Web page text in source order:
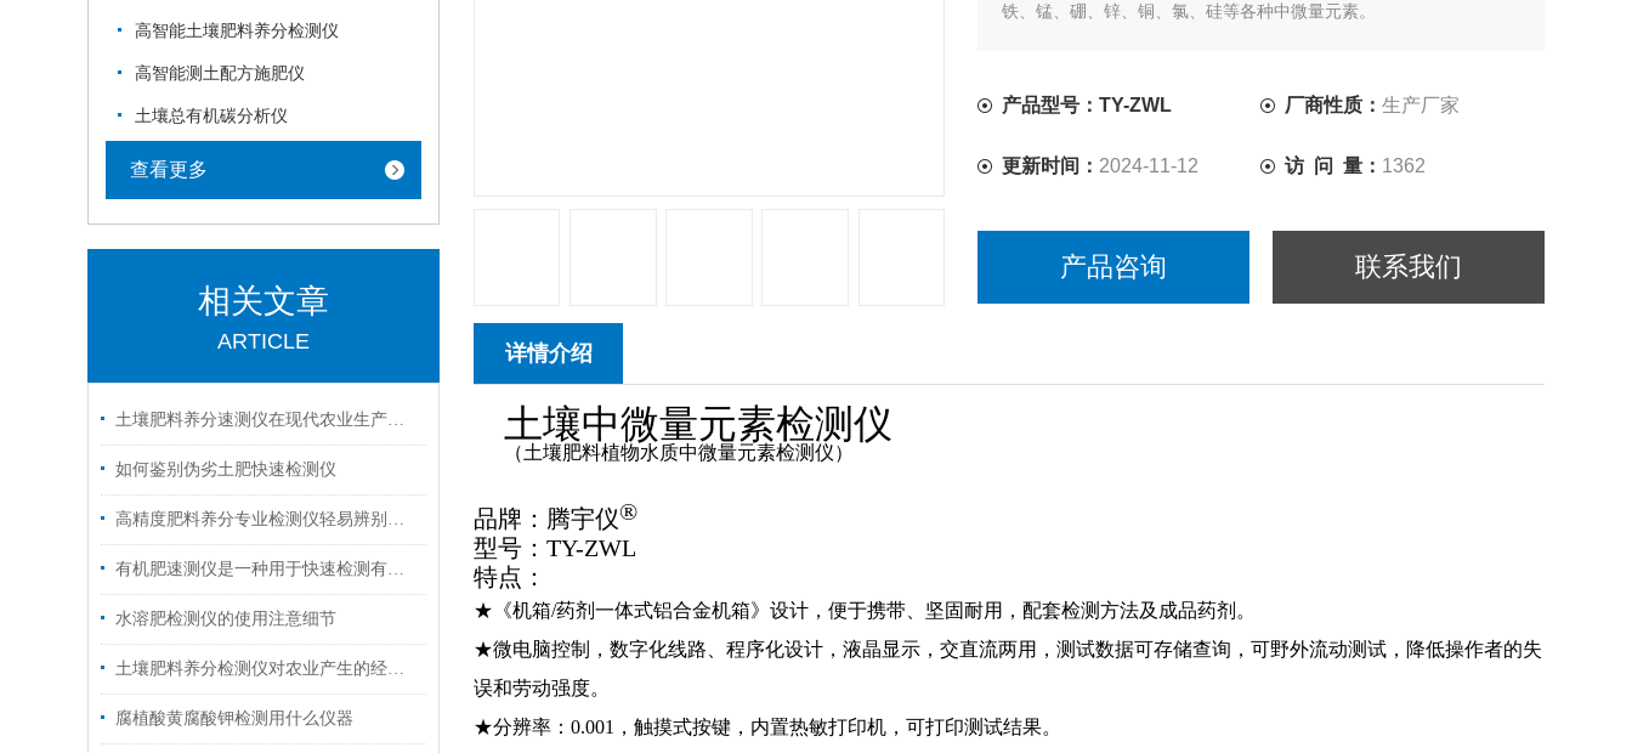
高智能土壤肥料养分检测仪
高智能测土配方施肥仪
土壤总有机碳分析仪
查看更多
相关文章
ARTICLE
土壤肥料养分速测仪在现代农业生产中发挥着重要作用
如何鉴别伪劣土肥快速检测仪
高精度肥料养分专业检测仪轻易辨别有机肥造假乱象
有机肥速测仪是一种用于快速检测有机肥料质量的分析仪器
水溶肥检测仪的使用注意细节
土壤肥料养分检测仪对农业产生的经济效益
腐植酸黄腐酸钾检测用什么仪器
铁、锰、硼、锌、铜、氯、硅等各种中微量元素。
产品型号：TY-ZWL 厂商性质：生产厂家
更新时间： 2024-11-12 访 问 量： 1362
产品咨询 联系我们
详情介绍
土壤中微量元素检测仪
（土壤肥料植物水质中微量元素检测仪）
品牌：腾宇仪®
型号： TY-ZWL
特点：
★《机箱/药剂一体式铝合金机箱》设计，便于携带、坚固耐用，配套检测方法及成品药剂。
★微电脑控制，数字化线路、程序化设计，液晶显示，交直流两用，测试数据可存储查询，可野外流动测试，降低操作者的失
误和劳动强度。
★分辨率： 0.001 ，触摸式按键，内置热敏打印机，可打印测试结果。